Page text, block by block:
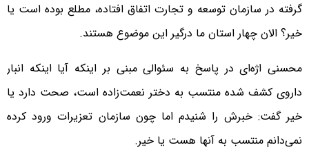
گرفته در سازمان توسعه و تجارت اتفاق افتاده، مطلع بوده است یا
خیر؟ الان چهار استان ما درگیر این موضوع هستند.
محسنی اژه‌ای در پاسخ به سئوالی مبنی بر اینکه آیا اینکه انبار
داروی کشف شده منتسب به دختر نعمت‌زاده است، صحت دارد یا
خیر گفت: خبرش را شنیدم اما چون سازمان تعزیرات ورود کرده
نمی‌دانم منتسب به آنها هست یا خیر.